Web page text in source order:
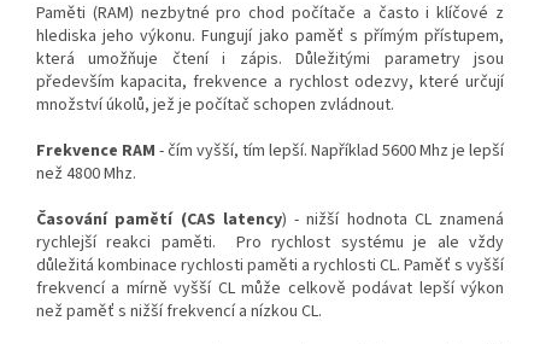
Paměti (RAM) nezbytné pro chod počítače a často i klíčové z
hlediska jeho výkonu. Fungují jako paměť s přímým přístupem,
která umožňuje čtení i zápis. Důležitými parametry jsou
především kapacita, frekvence a rychlost odezvy, které určují
množství úkolů, jež je počítač schopen zvládnout.
Frekvence RAM - čím vyšší, tím lepší. Například 5600 Mhz je lepší
než 4800 Mhz.
Časování pamětí (CAS latency) - nižší hodnota CL znamená
rychlejší reakci paměti. Pro rychlost systému je ale vždy
důležitá kombinace rychlosti paměti a rychlosti CL. Paměť s vyšší
frekvencí a mírně vyšší CL může celkově podávat lepší výkon
než paměť s nižší frekvencí a nízkou CL.